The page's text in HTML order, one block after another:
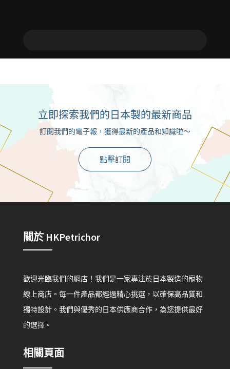
立即探索我們的日本製的最新商品
訂閱我們的電子報，獲得最新的產品和知識啦～
點擊訂閱
關於 HKPetrichor
歡迎光臨我們的網店！我們是一家專注於日本製造的寵物
線上商店。每一件產品都經過精心挑選，以確保高品質和
獨特設計。我們與優秀的日本供應商合作，為您提供最好
的選擇。
相關頁面